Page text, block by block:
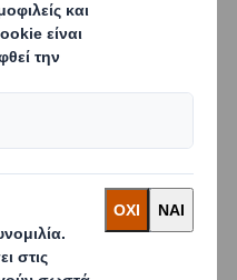
ότι
μας